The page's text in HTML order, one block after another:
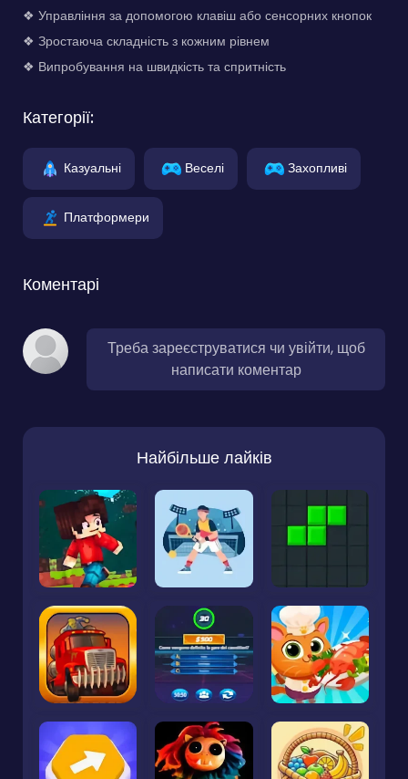
❖ Управління за допомогою клавіш або сенсорних кнопок
❖ Зростаюча складність з кожним рівнем
❖ Випробування на швидкість та спритність
Категорії:
Казуальні Веселі Захопливі
Платформери
Коментарі
Треба зареєструватися чи увійти, щоб
написати коментар
Найбільше лайків